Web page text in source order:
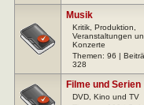
Musik
Kritik, Produktion,
Veranstaltungen
Konzerte
Themen: 96 |
328
Filme und Serien
DVD, Kino und TV